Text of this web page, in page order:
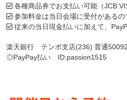
各種商品券でお支払い可能（
参加料金は当日会場に受付がある
従来の当日現金払いに加えて、
楽天銀行 テンポ支店(236) 普通
◎PayPay払い ID:passion1515